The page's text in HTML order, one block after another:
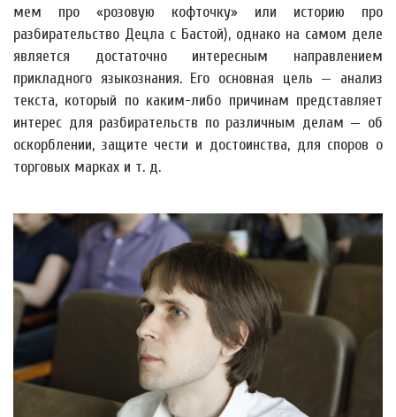
мем про «розовую кофточку» или историю про
разбирательство Децла с Бастой), однако на самом деле
является достаточно интересным направлением
прикладного языкознания. Его основная цель — анализ
текста, который по каким-либо причинам представляет
интерес для разбирательств по различным делам — об
оскорблении, защите чести и достоинства, для споров о
торговых марках и т. д.